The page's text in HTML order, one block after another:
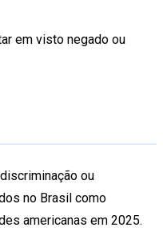
em visto negado ou
ou
no Brasil como
americanas em 2025.